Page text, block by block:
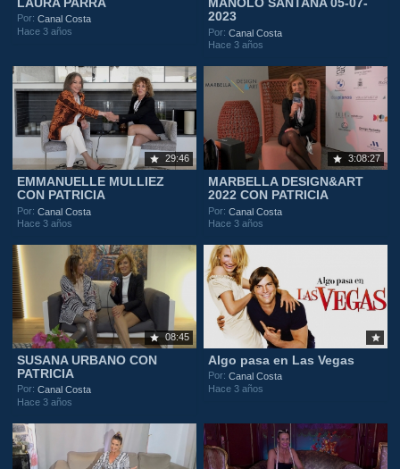
LAURA PARRA
Por:Canal Costa
Hace 3 años
MANOLO SANTANA 05-07-
2023
Por:Canal Costa
Hace 3 años
29:46
EMMANUELLE MULLIEZ
CON PATRICIA
Por:Canal Costa
Hace 3 años
3:08:27
MARBELLA DESIGN&ART
2022 CON PATRICIA
Por:Canal Costa
Hace 3 años
08:45
SUSANA URBANO CON
PATRICIA
Por:Canal Costa
Hace 3 años
Algo pasa en Las Vegas
Por:Canal Costa
Hace 3 años